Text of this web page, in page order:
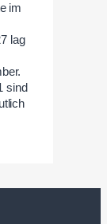
im
lag
sind